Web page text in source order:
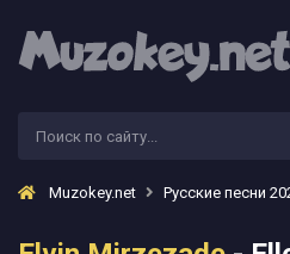
Muzokey.net Русские песни